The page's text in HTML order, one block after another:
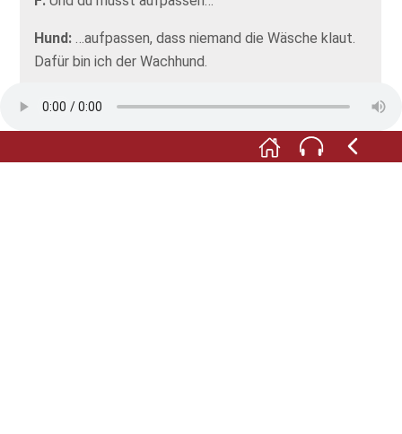
Hund:…aufpassen, dass niemand die Wäsche klaut.
Dafür bin ich der Wachhund.
F: Und dafür haben die Menschen dir hier die Hütte
Hund:Genau. Die Bleicherhütte. Da wohne ich mit